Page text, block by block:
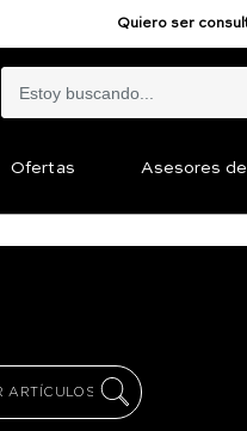
Quiero ser
Ofertas Asesores